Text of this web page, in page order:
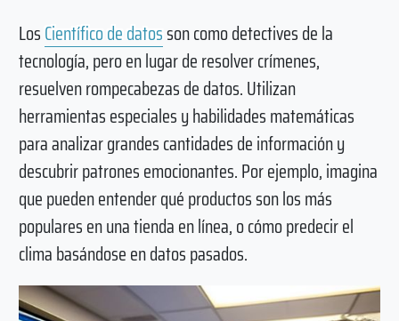
LosCientífico de datosson como detectives de la
tecnología, pero en lugar de resolver crímenes,
resuelven rompecabezas de datos. Utilizan
herramientas especiales y habilidades matemáticas
para analizar grandes cantidades de información y
descubrir patrones emocionantes. Por ejemplo, imagina
que pueden entender qué productos son los más
populares en una tienda en línea, o cómo predecir el
clima basándose en datos pasados.